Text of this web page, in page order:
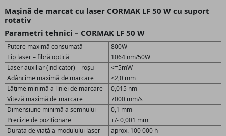
Mașină de marcat cu laser CORMAK LF 50 W cu suport
rotativ
Parametri tehnici – CORMAK LF 50 W
Putere maximă consumată
800W
Tip laser – fibră optică
1064 nm/50W
Laser auxiliar (indicator) – roșu
<=5mW
Adâncime maximă de marcare
<2,0 mm
Lățime minimă a liniei de marcare
0,015 nm
Viteză maximă de marcare
7000 mm/s
Dimensiune minimă a semnului
0,1 mm
Precizie de poziționare
+/- 0,001 mm
Durata de viață a modulului laser
aprox. 100 000 h